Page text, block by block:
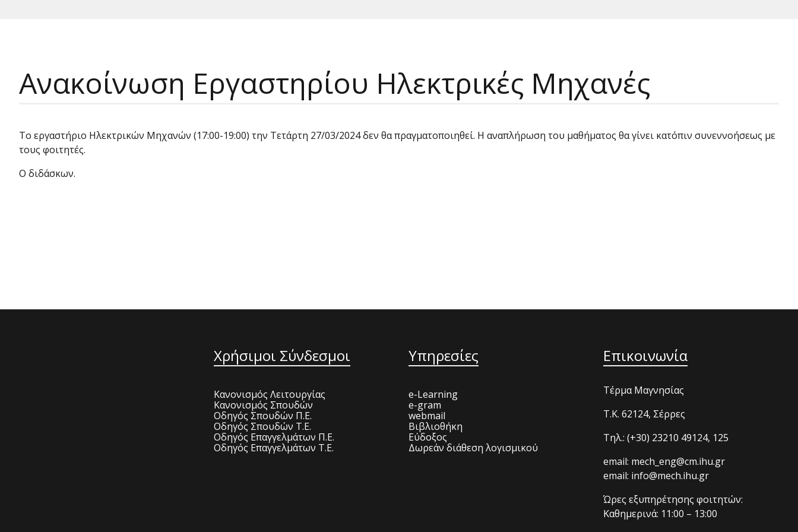
Ανακοίνωση Εργαστηρίου Ηλεκτρικές Μηχανές
Το εργαστήριο Ηλεκτρικών Μηχανών (17:00-19:00) την Τετάρτη 27/03/2024 δεν θα πραγματοποιηθεί. Η αναπλήρωση του μαθήματος θα γίνει κατόπιν συνεννοήσεως με
τους φοιτητές.
Ο διδάσκων.
Χρήσιμοι Σύνδεσμοι
Κανονισμός Λειτουργίας
Κανονισμός Σπουδών
Οδηγός Σπουδών Π.Ε.
Οδηγός Σπουδών Τ.Ε.
Οδηγός Επαγγελμάτων Π.Ε.
Οδηγός Επαγγελμάτων Τ.Ε.
Υπηρεσίες
e-Learning
e-gram
webmail
Βιβλιοθήκη
Εύδοξος
Δωρεάν διάθεση λογισμικού
Επικοινωνία
Τέρμα Μαγνησίας
T.K. 62124, Σέρρες
Τηλ.: (+30) 23210 49124, 125
email: mech_eng@cm.ihu.gr
email: info@mech.ihu.gr
Ώρες εξυπηρέτησης φοιτητών:
Καθημερινά: 11:00 – 13:00